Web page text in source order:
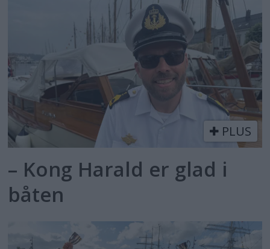
PLUS
– Kong Harald er glad i
båten